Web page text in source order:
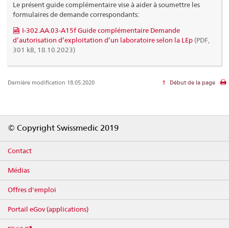
Le présent guide complémentaire vise à aider à soumettre les
formulaires de demande correspondants:
I-302.AA.03-A15f Guide complémentaire Demande
d’autorisation d’exploitation d’un laboratoire selon la LEp (PDF,
301 kB, 18.10.2023)
Dernière modification 18.05.2020 Début de la page
© Copyright Swissmedic 2019
Contact
Médias
Offres d'emploi
Portail eGov (applications)